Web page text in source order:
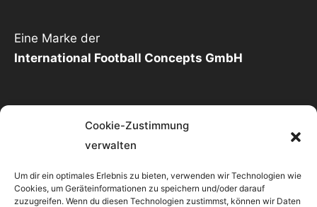
Cookie-Zustimmung
verwalten
Um dir ein optimales Erlebnis zu bieten, verwenden wir Technologien wie
Cookies, um Geräteinformationen zu speichern und/oder darauf
zuzugreifen. Wenn du diesen Technologien zustimmst, können wir Daten
Eine Marke der
International Football Concepts GmbH
International Football Concepts GmbH
Zurstraßenweg 9 - 48231 Warendorf